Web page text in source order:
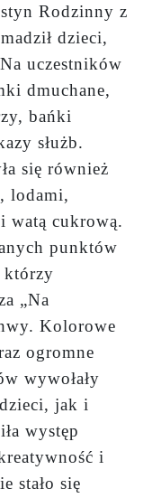
Rodzinny z
dzieci,
uczestników
dmuchane,
bańki
służb.
się również
lodami,
watą cukrową.
punktów
którzy
„Na
Kolorowe
ogromne
wywołały
jak i
występ
i
stało się